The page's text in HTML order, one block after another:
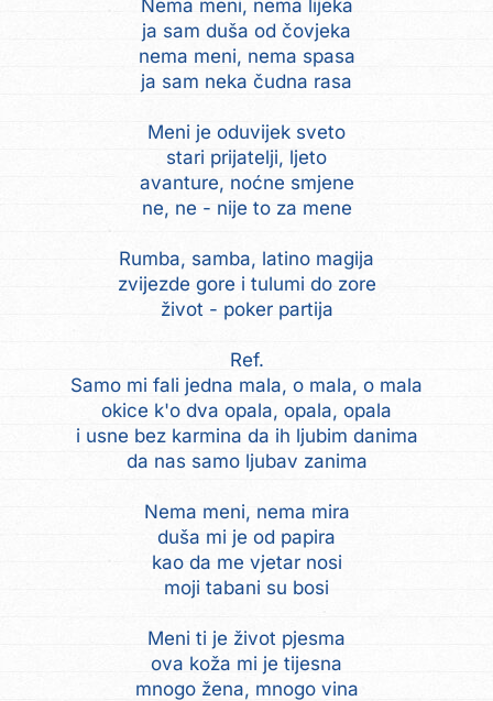
Nema meni, nema lijeka
ja sam duša od čovjeka
nema meni, nema spasa
ja sam neka čudna rasa
Meni je oduvijek sveto
stari prijatelji, ljeto
avanture, noćne smjene
ne, ne - nije to za mene
Rumba, samba, latino magija
zvijezde gore i tulumi do zore
život - poker partija
Ref.
Samo mi fali jedna mala, o mala, o mala
okice k'o dva opala, opala, opala
i usne bez karmina da ih ljubim danima
da nas samo ljubav zanima
Nema meni, nema mira
duša mi je od papira
kao da me vjetar nosi
moji tabani su bosi
Meni ti je život pjesma
ova koža mi je tijesna
mnogo žena, mnogo vina